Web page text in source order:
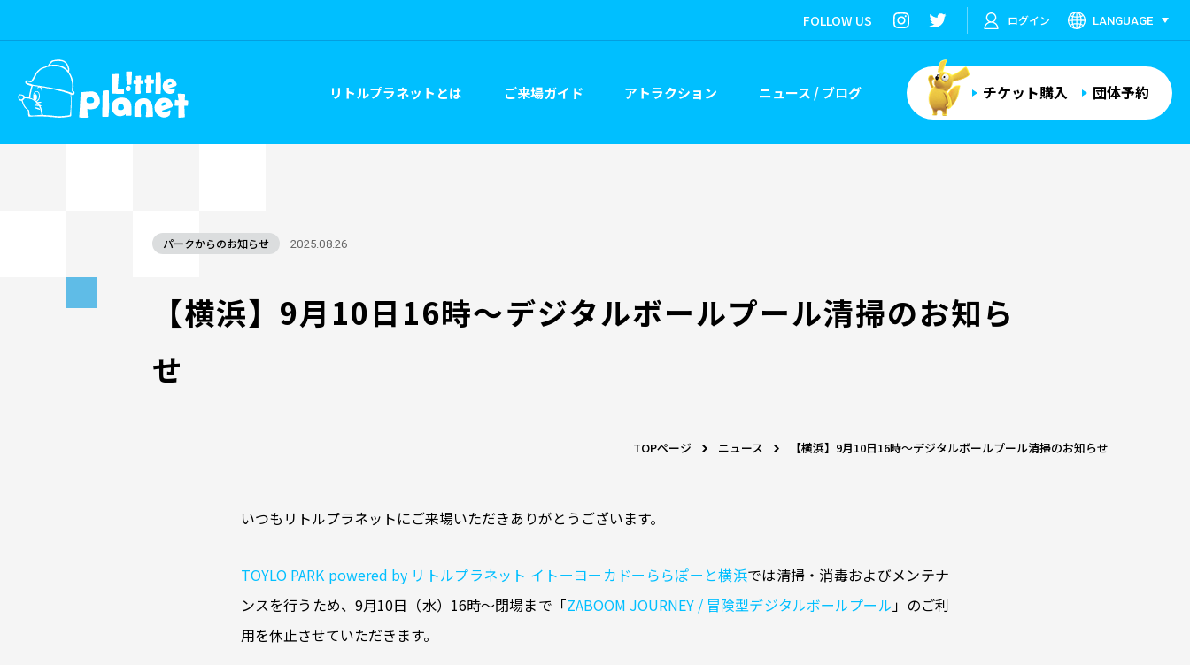
FOLLOW US ログイン LANGUAGE
リトルプラネットとは ご来場ガイド アトラクション ニュース / ブログ チケット購入 団体予約
パークからのお知らせ 2025.08.26
【横浜】9月10日16時～デジタルボールプール清掃のお知ら
せ
TOPページ ニュース 【横浜】9月10日16時～デジタルボールプール清掃のお知らせ
いつもリトルプラネットにご来場いただきありがとうございます。
TOYLO PARK powered by リトルプラネット イトーヨーカドーららぽーと横浜では清掃・消毒およびメンテナ
ンスを行うため、9月10日（水）16時～閉場まで「ZABOOM JOURNEY / 冒険型デジタルボールプール」のご利
用を休止させていただきます。